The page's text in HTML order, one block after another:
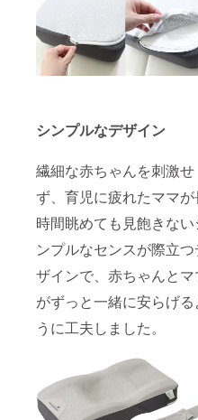
シンプルなデザイン
繊細な赤ちゃんを刺激せ
ず、育児に疲れたママが
時間眺めても見飽きない
ンプルなセンスが際立
ザインで、赤ちゃんとマ
がずっと一緒に安らげる
うに工夫しました。